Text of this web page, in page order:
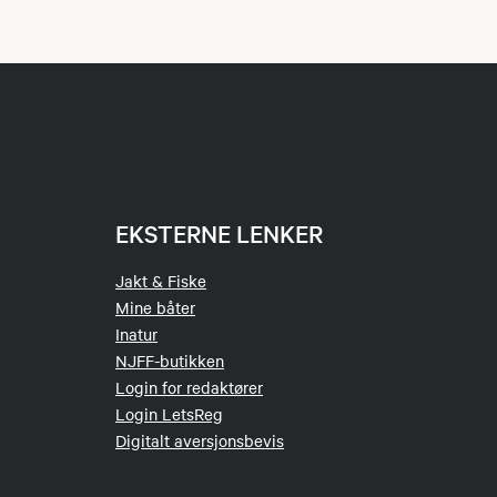
EKSTERNE LENKER
Jakt & Fiske
Mine båter
Inatur
NJFF-butikken
Login for redaktører
Login LetsReg
Digitalt aversjonsbevis